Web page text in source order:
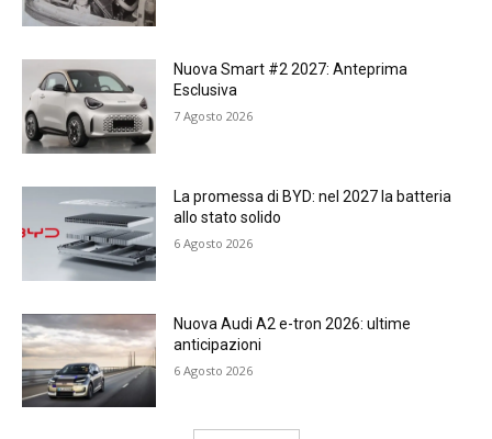
Nuova Smart #2 2027: Anteprima
Esclusiva
7 Agosto 2026
La promessa di BYD: nel 2027 la batteria
allo stato solido
6 Agosto 2026
Nuova Audi A2 e-tron 2026: ultime
anticipazioni
6 Agosto 2026